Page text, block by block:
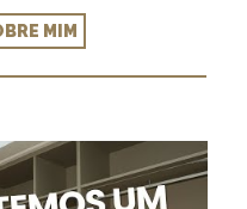
MIM